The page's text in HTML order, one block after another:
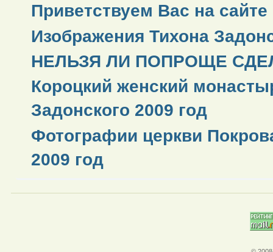
Приветствуем Вас на
Изображения Тихона
НЕЛЬЗЯ ЛИ ПОПРОЩЕ
Короцкий женский
Задонского 2009 год
Фотографии церкви
2009 год